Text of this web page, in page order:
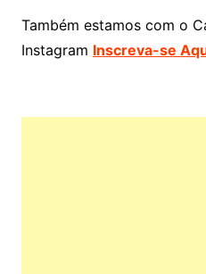
Também estamos com o
Instagram Inscreva-se